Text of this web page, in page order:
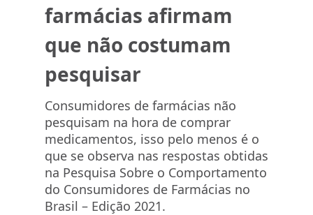
farmácias afirmam
que não costumam
pesquisar
Consumidores de farmácias não
pesquisam na hora de comprar
medicamentos, isso pelo menos é o
que se observa nas respostas obtidas
na Pesquisa Sobre o Comportamento
do Consumidores de Farmácias no
Brasil – Edição 2021.